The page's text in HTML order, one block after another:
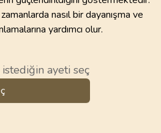
nasıl bir dayanışma ve
yardımcı olur.
ayeti seç